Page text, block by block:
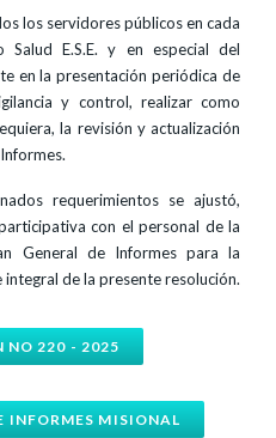
los servidores públicos en cada
E.S.E. y en especial del
en la presentación periódica de
y control, realizar como
la revisión y actualización
requerimientos se ajustó,
con el personal de la
General de Informes para la
de la presente resolución.
NO 220 - 2025
INFORMES MISIONAL